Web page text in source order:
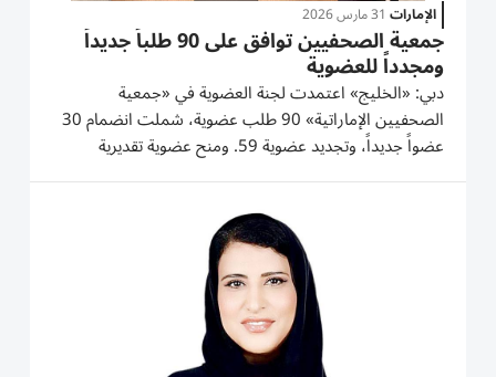
الإمارات 31 مارس 2026
جمعية الصحفيين توافق على 90 طلباً جديداً
ومجدداً للعضوية
دبي: «الخليج» اعتمدت لجنة العضوية في «جمعية
الصحفيين الإماراتية» 90 طلب عضوية، شملت انضمام 30
عضواً جديداً، وتجديد عضوية 59. ومنح عضوية تقديرية
واحدة، خلال اجتماعها الذي عُقد مساء الأحد، بمقر الجمعية
استكمال المستندات أو عدم...